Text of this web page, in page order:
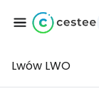
Lwów LWO